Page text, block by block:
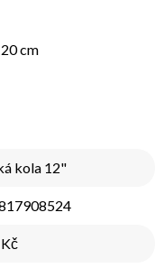
cm
kola 12"